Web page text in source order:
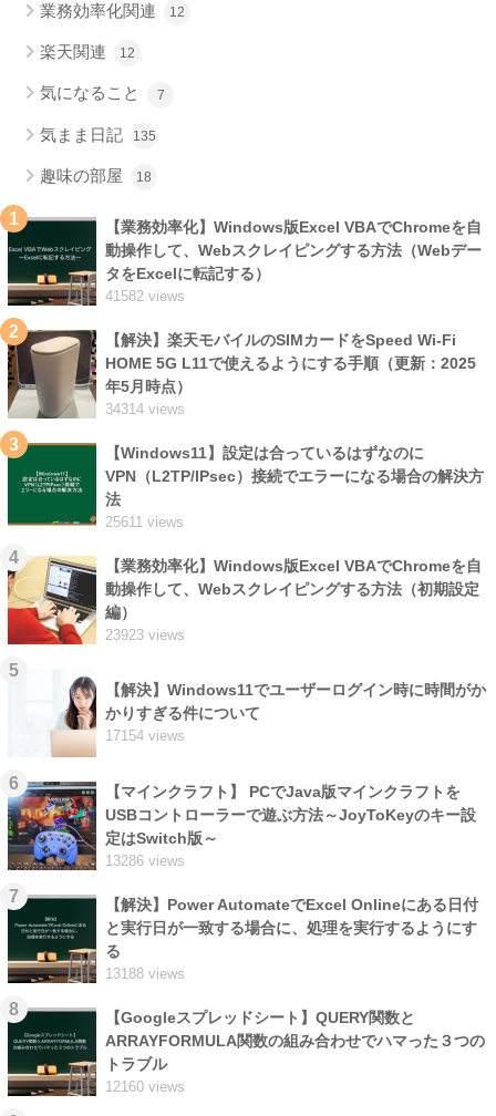
業務効率化関連 12
楽天関連 12
気になること 7
気まま日記 135
趣味の部屋 18
1
【業務効率化】Windows版Excel VBAでChromeを自
動操作して、Webスクレイピングする方法（Webデー
タをExcelに転記する）
41582 views
2
【解決】楽天モバイルのSIMカードをSpeed Wi-Fi
HOME 5G L11で使えるようにする手順（更新：2025
年5月時点）
34314 views
3
【Windows11】設定は合っているはずなのに
VPN（L2TP/IPsec）接続でエラーになる場合の解決方
法
25611 views
4
【業務効率化】Windows版Excel VBAでChromeを自
動操作して、Webスクレイピングする方法（初期設定
編）
23923 views
5
【解決】Windows11でユーザーログイン時に時間がか
かりすぎる件について
17154 views
6
【マインクラフト】 PCでJava版マインクラフトを
USBコントローラーで遊ぶ方法～JoyToKeyのキー設
定はSwitch版～
13286 views
7
【解決】Power AutomateでExcel Onlineにある日付
と実行日が一致する場合に、処理を実行するようにす
る
13188 views
8
【Googleスプレッドシート】QUERY関数と
ARRAYFORMULA関数の組み合わせでハマった３つの
トラブル
12160 views